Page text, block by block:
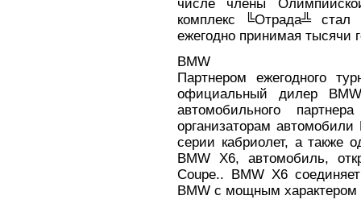
числе члены
комплекс ╚Отрада╩ стал
ежегодно принимая тысячи
BMW
Партнером ежегодного
официальный дилер
автомобильного
организаторам
серии кабриолет, а также
BMW X6, автомобиль,
Coupe.. BMW X6
BMW с мощным